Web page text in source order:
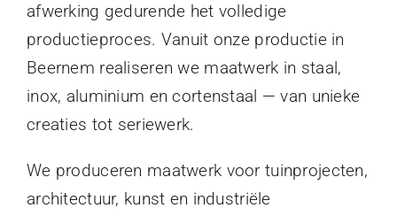
afwerking gedurende het volledige
productieproces. Vanuit onze productie in
Beernem realiseren we maatwerk in staal,
inox, aluminium en cortenstaal — van unieke
creaties tot seriewerk.
We produceren maatwerk voor tuinprojecten,
architectuur, kunst en industriële